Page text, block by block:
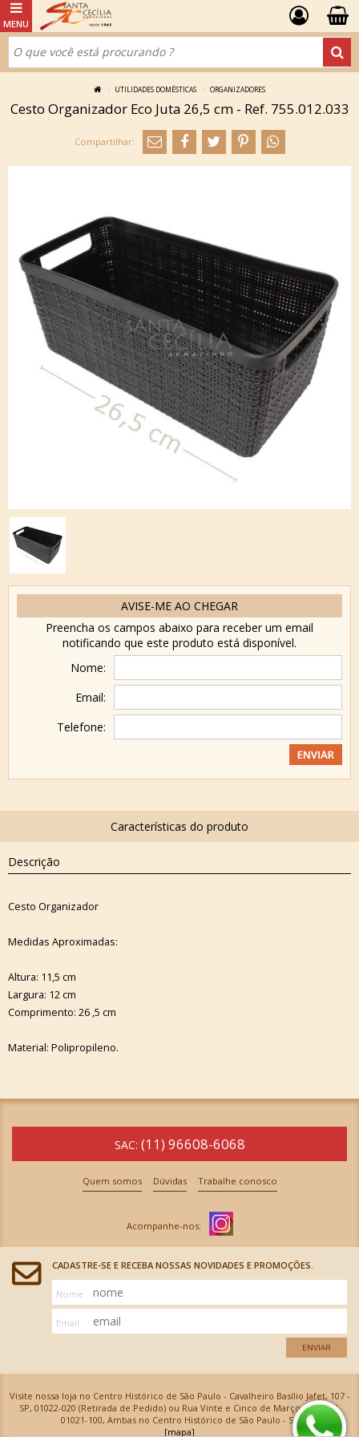
UTILIDADES DOMÉSTICAS ORGANIZADORES
Cesto Organizador Eco Juta 26,5 cm - Ref. 755.012.033
AVISE-ME AO CHEGAR
Preencha os campos abaixo para receber um email
notificando que este produto está disponível.
Nome:
Email:
Telefone:
Descrição
Cesto Organizador
Medidas Aproximadas:
Altura: 11,5 cm
Largura: 12 cm
Comprimento: 26 ,5 cm
Material: Polipropileno.
SAC: (11) 96608-6068
Quem somos Dúvidas Trabalhe conosco
CADASTRE-SE E RECEBA NOSSAS NOVIDADES E PROMOÇÕES.
Nome
Email
ENVIAR
Visite nossa loja no Centro Histórico de São Paulo - Cavalheiro Basílio Jafet, 107 -
SP, 01022-020 (Retirada de Pedido) ou Rua Vinte e Cinco de Março, 576 - SP,
01021-100, Ambas no Centro Histórico de São Paulo - SP
[mapa]